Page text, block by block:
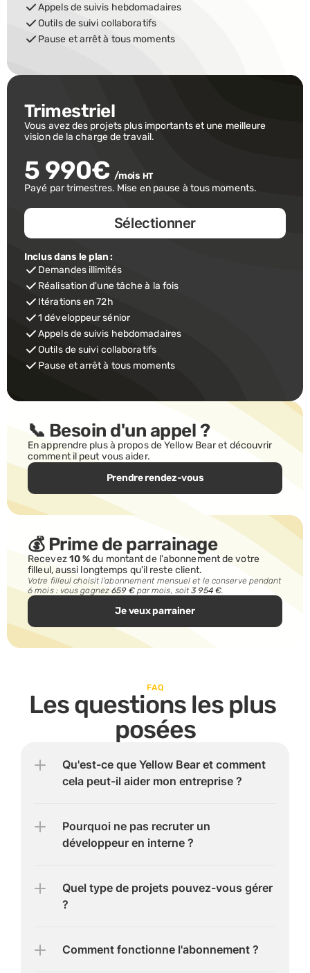
Appels de suivis hebdomadaires
Outils de suivi collaboratifs
Pause et arrêt à tous moments
Trimestriel
Vous avez des projets plus importants et une meilleure
vision de la charge de travail.
5 990€ /mois HT
Payé par trimestres. Mise en pause à tous moments.
Sélectionner
Inclus dans le plan :
Demandes illimités
Réalisation d'une tâche à la fois
Itérations en 72h
1 développeur sénior
Appels de suivis hebdomadaires
Outils de suivi collaboratifs
Pause et arrêt à tous moments
📞 Besoin d'un appel ?
En apprendre plus à propos de Yellow Bear et découvrir
comment il peut vous aider.
Prendre rendez-vous
💰 Prime de parrainage
Recevez 10 % du montant de l'abonnement de votre
filleul, aussi longtemps qu'il reste client.
Votre filleul choisit l'abonnement mensuel et le conserve pendant
6 mois : vous gagnez 659 € par mois, soit 3 954 €.
Je veux parrainer
FAQ
Les questions les plus
posées
Qu'est-ce que Yellow Bear et comment
cela peut-il aider mon entreprise ?
Pourquoi ne pas recruter un
développeur en interne ?
Quel type de projets pouvez-vous gérer
?
Comment fonctionne l'abonnement ?